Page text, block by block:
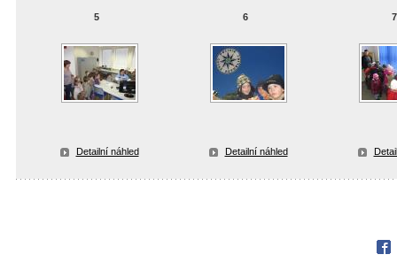
5
Detailní náhled
6
Detailní náhled